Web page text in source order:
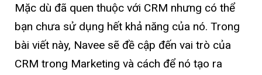
Mặc dù đã quen thuộc với CRM nhưng có thể
bạn chưa sử dụng hết khả năng của nó. Trong
bài viết này, Navee sẽ đề cập đến vai trò của
CRM trong Marketing và cách để nó tạo ra